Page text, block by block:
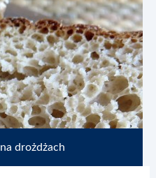
drożdżach